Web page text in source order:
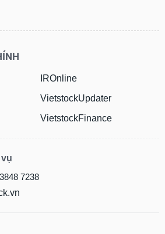
IROnline
VietstockUpdater
VietstockFinance
7238